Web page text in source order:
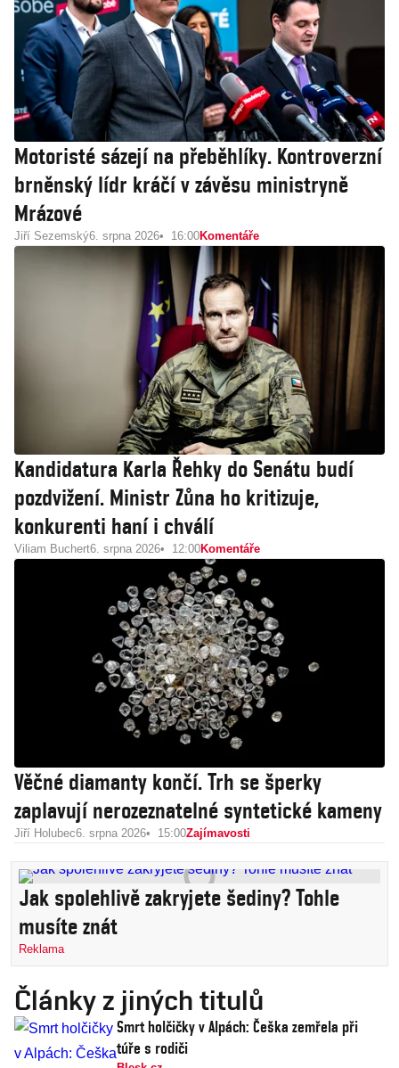
Motoristé sázejí na přeběhlíky. Kontroverzní
brněnský lídr kráčí v závěsu ministryně
Mrázové
Jiří Sezemský6. srpna 2026 16:00Komentáře
Kandidatura Karla Řehky do Senátu budí
pozdvižení. Ministr Zůna ho kritizuje,
konkurenti haní i chválí
Viliam Buchert6. srpna 2026 12:00Komentáře
Věčné diamanty končí. Trh se šperky
zaplavují nerozeznatelné syntetické kameny
Jiří Holubec6. srpna 2026 15:00Zajímavosti
Jak spolehlivě zakryjete šediny? Tohle
musíte znát
Reklama
Články z jiných titulů
Smrt holčičky v Alpách: Češka zemřela při
túře s rodiči